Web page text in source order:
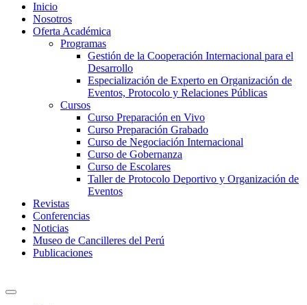
Inicio
Nosotros
Oferta Académica
Programas
Gestión de la Cooperación Internacional para el
Desarrollo
Especialización de Experto en Organización de
Eventos, Protocolo y Relaciones Públicas
Cursos
Curso Preparación en Vivo
Curso Preparación Grabado
Curso de Negociación Internacional
Curso de Gobernanza
Curso de Escolares
Taller de Protocolo Deportivo y Organización de
Eventos
Revistas
Conferencias
Noticias
Museo de Cancilleres del Perú
Publicaciones